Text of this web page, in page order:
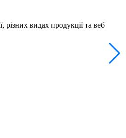
різних видах продукції та веб